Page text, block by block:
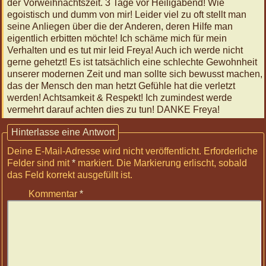
der Vorweihnachtszeit. 3 Tage vor Heiligabend! Wie
egoistisch und dumm von mir! Leider viel zu oft stellt man
seine Anliegen über die der Anderen, deren Hilfe man
eigentlich erbitten möchte! Ich schäme mich für mein
Verhalten und es tut mir leid Freya! Auch ich werde nicht
gerne gehetzt! Es ist tatsächlich eine schlechte Gewohnheit
unserer modernen Zeit und man sollte sich bewusst machen,
das der Mensch den man hetzt Gefühle hat die verletzt
werden! Achtsamkeit & Respekt! Ich zumindest werde
vermehrt darauf achten dies zu tun! DANKE Freya!
Hinterlasse eine Antwort
Deine E-Mail-Adresse wird nicht veröffentlicht. Erforderliche
Felder sind mit* markiert. Die Markierung erlischt, sobald
das Feld korrekt ausgefüllt ist.
Kommentar *
2027
12:00
Körperreise
Tag:
Aufrecht
Rücken
und
Po
Veda
finden
 Folgen  Twittern  